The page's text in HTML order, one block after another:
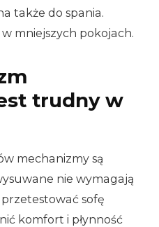
także do spania.
mniejszych pokojach.
trudny w
mechanizmy są
nie wymagają
przetestować sofę
komfort i płynność